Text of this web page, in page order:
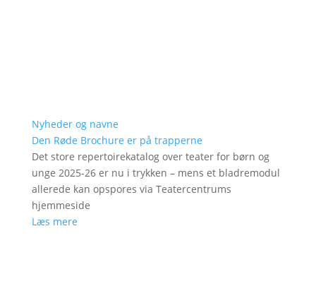
Nyheder og navne
Den Røde Brochure er på trapperne
Det store repertoirekatalog over teater for børn og
unge 2025-26 er nu i trykken – mens et bladremodul
allerede kan opspores via Teatercentrums
hjemmeside
Læs mere